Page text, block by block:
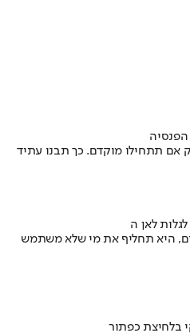
הפנסיה
אם תתחילו מוקדם. כך תבנו עתיד
היא תחליף את מי שלא משתמש
בלחיצת כפתור